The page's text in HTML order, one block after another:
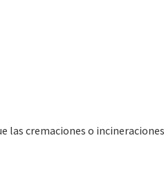
las cremaciones o